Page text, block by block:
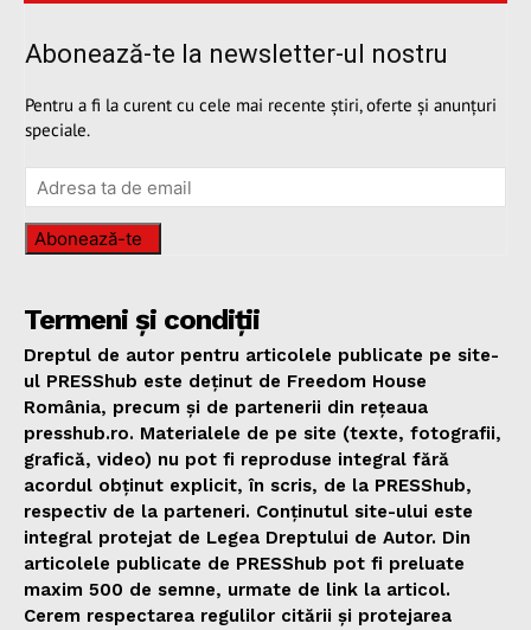
Abonează-te la newsletter-ul nostru
Pentru a fi la curent cu cele mai recente știri, oferte și anunțuri
speciale.
Abonează-te
Termeni și condiții
Dreptul de autor pentru articolele publicate pe site-
ul PRESShub este deținut de Freedom House
România, precum și de partenerii din rețeaua
presshub.ro. Materialele de pe site (texte, fotografii,
grafică, video) nu pot fi reproduse integral fără
acordul obținut explicit, în scris, de la PRESShub,
respectiv de la parteneri. Conținutul site-ului este
integral protejat de Legea Dreptului de Autor. Din
articolele publicate de PRESShub pot fi preluate
maxim 500 de semne, urmate de link la articol.
Cerem respectarea regulilor citării și protejarea